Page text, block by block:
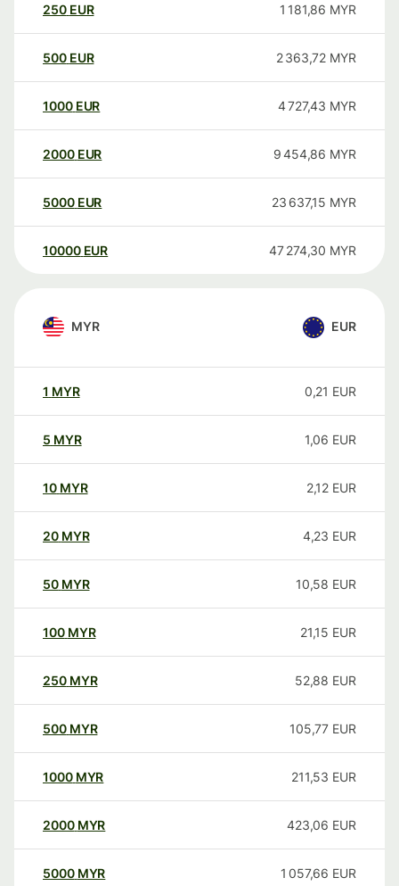
250 EUR 1 181,86 MYR
500 EUR 2 363,72 MYR
1000 EUR 4 727,43 MYR
2000 EUR 9 454,86 MYR
5000 EUR 23 637,15 MYR
10000 EUR 47 274,30 MYR
MYR EUR
1 MYR 0,21 EUR
5 MYR 1,06 EUR
10 MYR 2,12 EUR
20 MYR 4,23 EUR
50 MYR 10,58 EUR
100 MYR 21,15 EUR
250 MYR 52,88 EUR
500 MYR 105,77 EUR
1000 MYR 211,53 EUR
2000 MYR 423,06 EUR
5000 MYR 1 057,66 EUR